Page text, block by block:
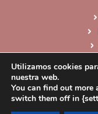
Utilizamos cookies
nuestra web.
You can find out more
switch them off inEspañol